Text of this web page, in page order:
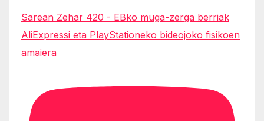
Sarean Zehar 420 - EBko muga-zerga berriak
AliExpressi eta PlayStationeko bideojoko fisikoen
amaiera